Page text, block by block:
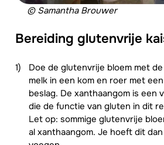
© Samantha Brouwer
Bereiding glutenvrije
Doe de glutenvrije bloem met
melk in een kom en roer met
beslag. De xanthaangom is een
die de functie van gluten in dit
Let op: sommige glutenvrije
al xanthaangom. Je hoeft dit